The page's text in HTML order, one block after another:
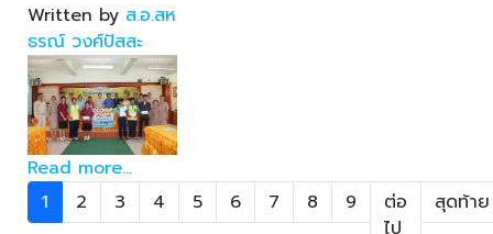
Written by ส.อ.สห
ธรณ์ วงศ์ปัสสะ
Read more...
1
2 3 4 5 6 7 8 9
ต่อ
ไป
สุดท้าย